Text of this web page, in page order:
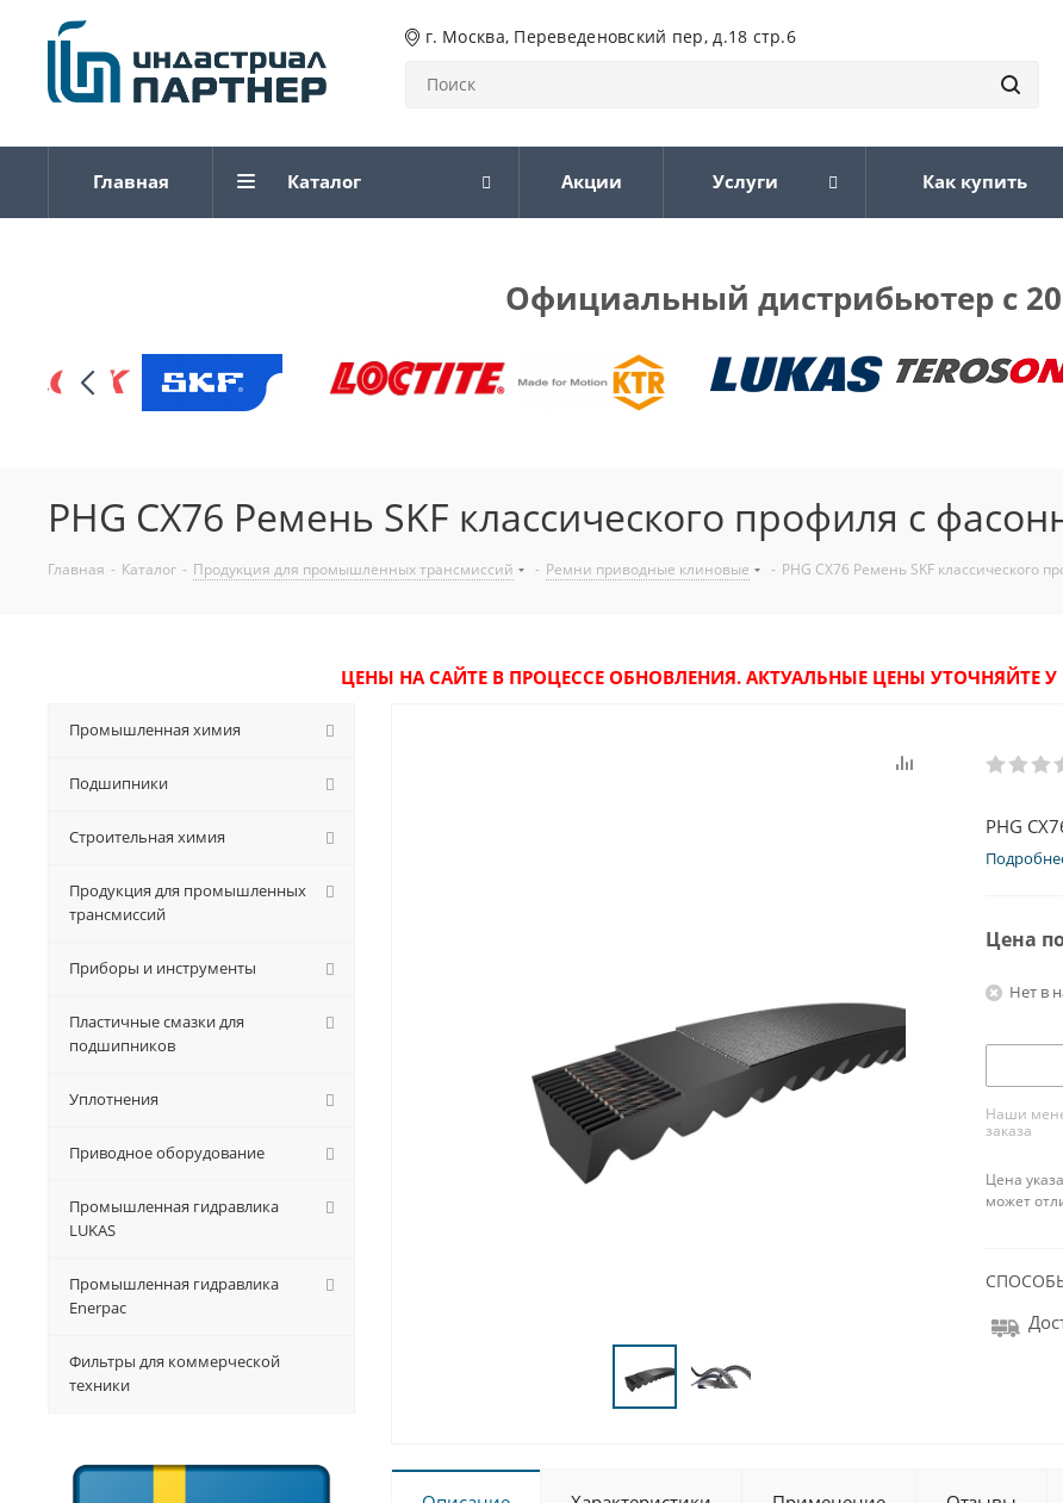
г. Москва, Переведеновский пер, д.18 стр.6
Главная Каталог Акции Услуги Как купить
Официальный дистрибьютер с
PHG CX76 Ремень SKF классического профиля с
Главная - Каталог - Продукция для промышленных трансмиссий - Ремни приводные клиновые - PHG CX76 Ремень SKF классического
ЦЕНЫ НА САЙТЕ В ПРОЦЕССЕ ОБНОВЛЕНИЯ. АКТУАЛЬНЫЕ ЦЕНЫ УТОЧНЯЙТЕ
PHG
Цена
Нет в
Наши
заказа
Цена
может
Промышленная химия
Подшипники
Строительная химия
Продукция для промышленных
трансмиссий
Приборы и инструменты
Пластичные смазки для
подшипников
Уплотнения
Приводное оборудование
Промышленная гидравлика
LUKAS
Промышленная гидравлика
Enerpac
Фильтры для коммерческой
техники